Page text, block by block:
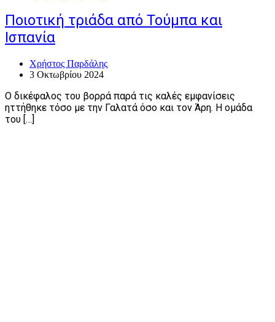
Ποιοτική τριάδα από Τούμπα και
Ισπανία
Χρήστος Παρδάλης
3 Οκτωβρίου 2024
Ο δικέφαλος του βορρά παρά τις καλές εμφανίσεις
ηττήθηκε τόσο με την Γαλατά όσο και τον Άρη. Η ομάδα
του […]